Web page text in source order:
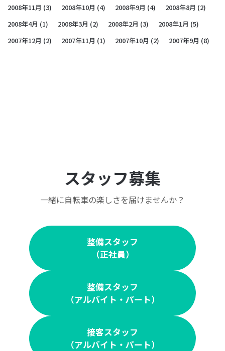
2008年11月 (3) 2008年10月 (4) 2008年9月 (4) 2008年8月 (2)
2008年4月 (1) 2008年3月 (2) 2008年2月 (3) 2008年1月 (5)
2007年12月 (2) 2007年11月 (1) 2007年10月 (2) 2007年9月 (8)
スタッフ募集
一緒に自転車の楽しさを届けませんか？
整備スタッフ
（正社員）
整備スタッフ
（アルバイト・パート）
接客スタッフ
（アルバイト・パート）